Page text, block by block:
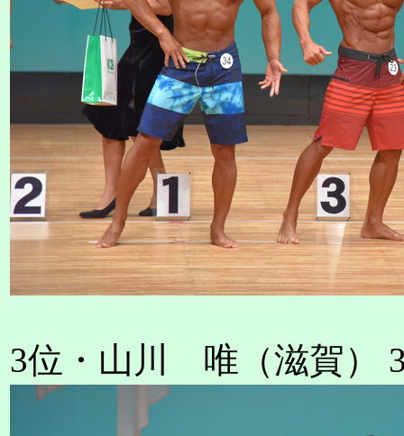
3位・山川 唯（滋賀）